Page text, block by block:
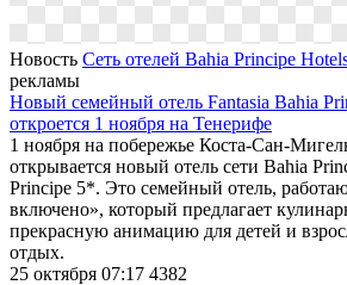
Новость Сеть отелей Bahia Principe
рекламы
Новый семейный отель Fantasia Bahia
откроется 1 ноября на Тенерифе
1 ноября на побережье Коста-Сан-
открывается новый отель сети Bahia
Principe 5*. Это семейный отель,
включено», который предлагает
прекрасную анимацию для детей и
отдых.
25 октября 07:17 4382